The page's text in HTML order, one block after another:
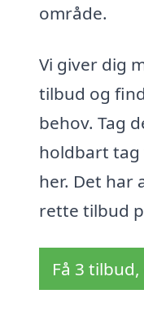
område.
Vi giver dig
tilbud og
behov. Tag
holdbart tag
her. Det har
rette tilbud
Få 3